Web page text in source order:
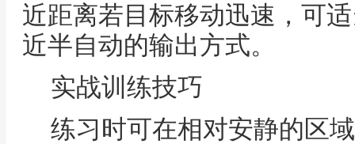
近距离若目标移动迅速，可
近半自动的输出方式。
实战训练技巧
练习时可在相对安静的区